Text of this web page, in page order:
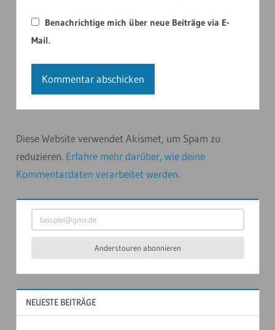
Benachrichtige mich über neue Beiträge via E-
Mail.
Diese Website verwendet Akismet, um Spam zu
reduzieren. Erfahre mehr darüber, wie deine
Kommentardaten verarbeitet werden.
beispiel@gmx.de
Anderstouren abonnieren
NEUESTE BEITRÄGE